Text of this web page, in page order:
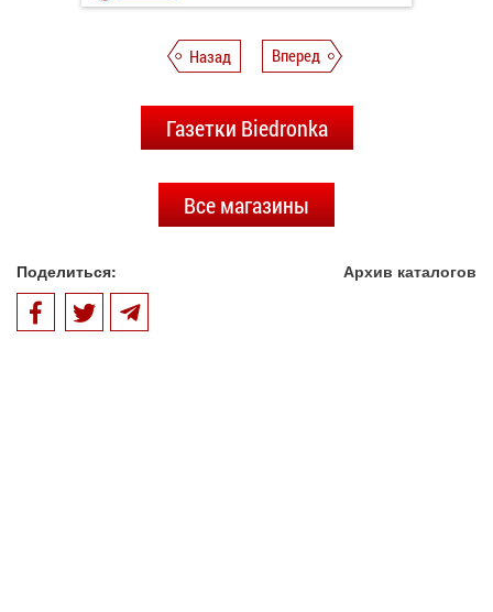
Назад Вперед
Газетки Biedronka
Все магазины
Поделиться: Архив каталогов